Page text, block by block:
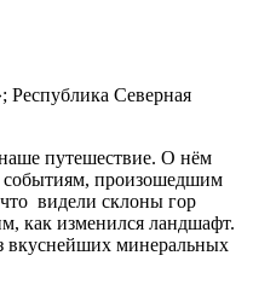
Республика Северная
путешествие. О нём
событиям, произошедшим
видели склоны гор
как изменился ландшафт.
вкуснейших минеральных